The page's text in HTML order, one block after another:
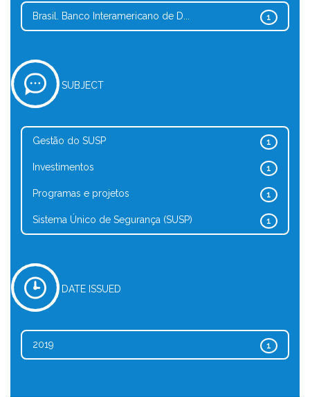
1
Brasil. Banco Interamericano de D...
SUBJECT
1
Gestão do SUSP
1
Investimentos
1
Programas e projetos
1
Sistema Único de Segurança (SUSP)
DATE ISSUED
1
2019